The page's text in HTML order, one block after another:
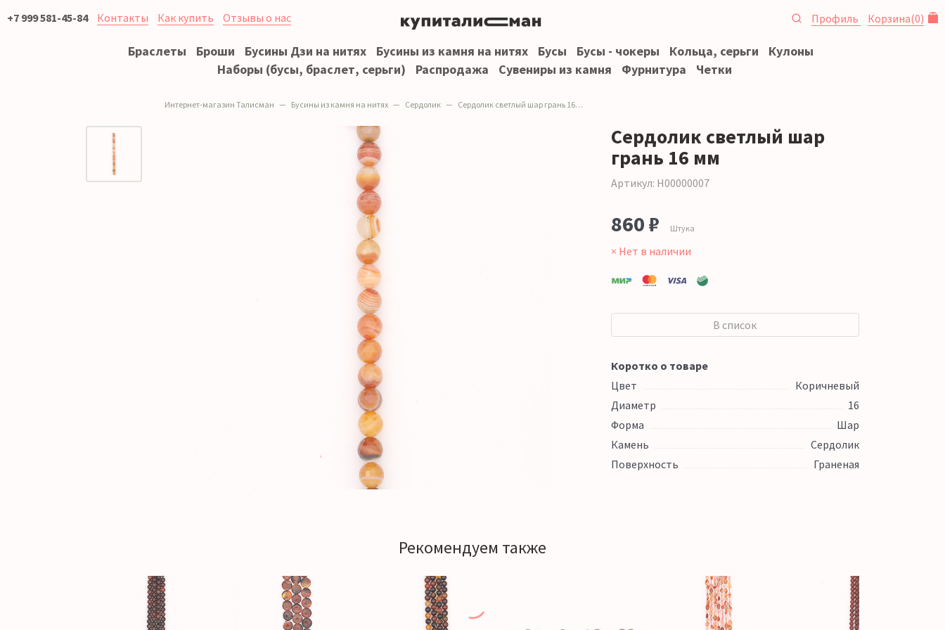
+7 999 581-45-84 Контакты Как купить Отзывы о нас Профиль Корзина(0)
Браслеты Броши Бусины Дзи на нитях Бусины из камня на нитях Бусы Бусы - чокеры Кольца, серьги
Кулоны
Наборы (бусы, браслет, серьги)
Распродажа Сувениры из камня Фурнитура Четки
Интернет-магазин Талисман Бусины из камня на нитях Сердолик Сердолик светлый шар грань 16 мм
Сердолик светлый шар
грань 16 мм
Артикул: Н00000007
860 ₽ Штука
× Нет в наличии
В список
Коротко о товаре
Цвет
Коричневый
Диаметр
16
Форма
Шар
Камень
Сердолик
Поверхность
Граненая
Рекомендуем также